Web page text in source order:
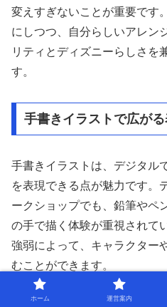
変えすぎないことが重要です
にしつつ、自分らしいアレン
リティとディズニーらしさを
す。
手書きイラストで広が
手書きイラストは、デジタル
を表現できる点が魅力です。
ークショップでも、鉛筆やペ
の手で描く体験が重視されて
強弱によって、キャラクター
むことができます。
ホーム 運営案内